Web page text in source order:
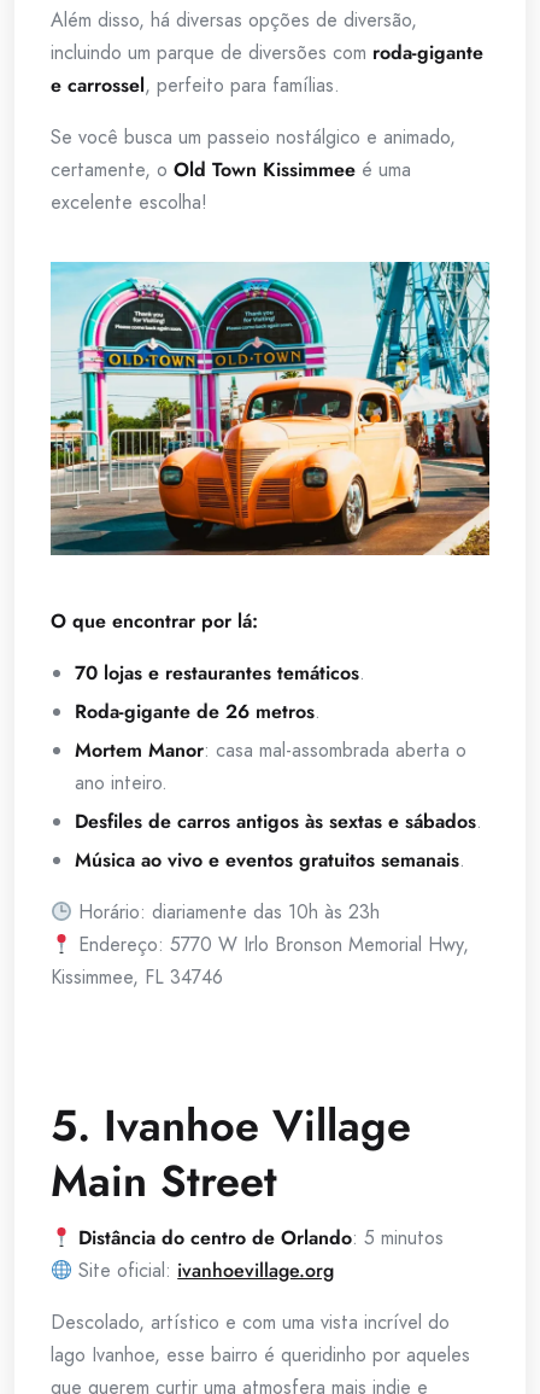
Além disso, há diversas opções de diversão,
incluindo um parque de diversões com roda-gigante
e carrossel, perfeito para famílias.
Se você busca um passeio nostálgico e animado,
certamente, o Old Town Kissimmee é uma
excelente escolha!
O que encontrar por lá:
70 lojas e restaurantes temáticos.
Roda-gigante de 26 metros.
Mortem Manor: casa mal-assombrada aberta o
ano inteiro.
Desfiles de carros antigos às sextas e sábados.
Música ao vivo e eventos gratuitos semanais.
Horário: diariamente das 10h às 23h
Endereço: 5770 W Irlo Bronson Memorial Hwy,
Kissimmee, FL 34746
5. Ivanhoe Village
Main Street
Distância do centro de Orlando: 5 minutos
Site oficial: ivanhoevillage.org
Descolado, artístico e com uma vista incrível do
lago Ivanhoe, esse bairro é queridinho por aqueles
que querem curtir uma atmosfera mais indie e